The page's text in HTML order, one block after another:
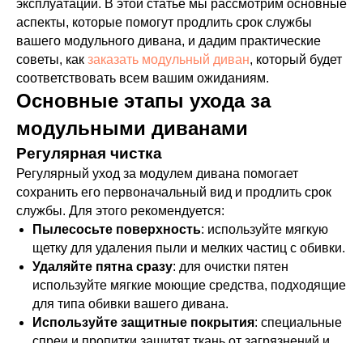
эксплуатации. В этой статье мы рассмотрим основные
аспекты, которые помогут продлить срок службы
вашего модульного дивана, и дадим практические
советы, как заказать модульный диван, который будет
соответствовать всем вашим ожиданиям.
Основные этапы ухода за
модульными диванами
Регулярная чистка
Регулярный уход за модулем дивана помогает
сохранить его первоначальный вид и продлить срок
службы. Для этого рекомендуется:
Пылесосьте поверхность: используйте мягкую
щетку для удаления пыли и мелких частиц с обивки.
Удаляйте пятна сразу: для очистки пятен
используйте мягкие моющие средства, подходящие
для типа обивки вашего дивана.
Используйте защитные покрытия: специальные